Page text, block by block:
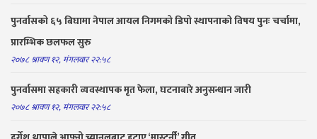
पुनर्वासको ६५ बिघामा नेपाल आयल निगमको डिपो स्थापनाको विषय पुनः चर्चामा,
प्रारम्भिक छलफल सुरु
२०७८ श्रावण १२, मंगलवार २२:५८
पुनर्वासमा सहकारी व्यवस्थापक मृत फेला, घटनाबारे अनुसन्धान जारी
२०७८ श्रावण १२, मंगलवार २२:५८